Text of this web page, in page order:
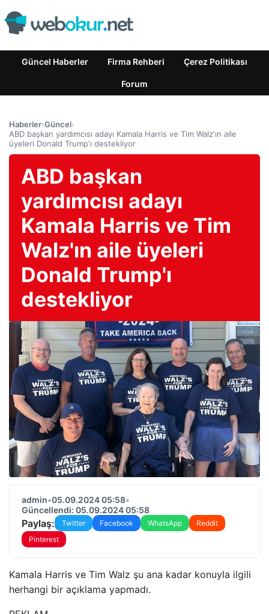
Güncel Haberler Firma Rehberi Çerez Politikası
Forum
Haberler›Güncel›
ABD başkan yardımcısı adayı Kamala Harris ve Tim Walz'ın aile
üyeleri Donald Trump'ı destekliyor
ABD başkan
yardımcısı adayı
Kamala Harris ve Tim
Walz'ın aile üyeleri
Donald Trump'ı
destekliyor
admin•05.09.2024 05:58•
Güncellendi: 05.09.2024 05:58
Paylaş: Twitter Facebook WhatsApp
Reddit
Pinterest
Kamala Harris ve Tim Walz şu ana kadar konuyla ilgili
herhangi bir açıklama yapmadı.